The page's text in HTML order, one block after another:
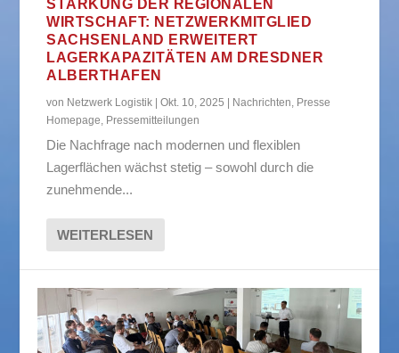
STÄRKUNG DER REGIONALEN
WIRTSCHAFT: NETZWERKMITGLIED
SACHSENLAND ERWEITERT
LAGERKAPAZITÄTEN AM DRESDNER
ALBERTHAFEN
von Netzwerk Logistik |Okt. 10, 2025 | Nachrichten Presse
Homepage Pressemitteilungen
Die Nachfrage nach modernen und flexiblen
Lagerflächen wächst stetig – sowohl durch die
zunehmende...
WEITERLESEN